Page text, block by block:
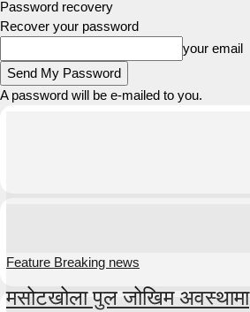
Password recovery
Recover your password
your email
A password will be e-mailed to you.
Feature Breaking news
मसोटखोला पुल जोखिम अवस्थामा